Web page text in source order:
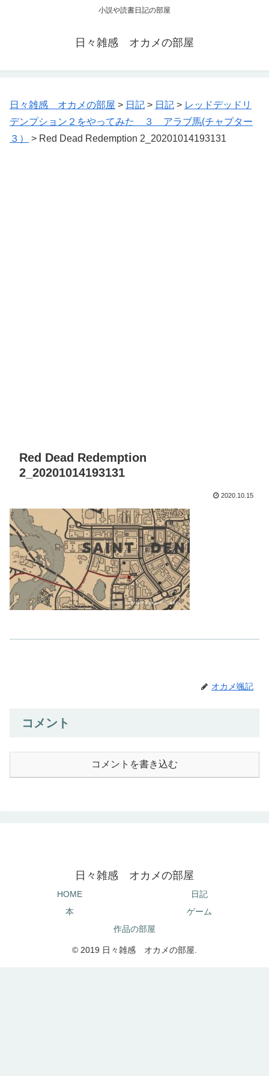
小説や読書日記の部屋
日々雑感 オカメの部屋
日々雑感 オカメの部屋 > 日記 > 日記 > レッドデッドリ
デンプション２をやってみた ３ アラブ馬(チャプター
３）
> Red Dead Redemption 2_20201014193131
Red Dead Redemption
2_20201014193131
2020.10.15
オカメ颯記
コメント
コメントを書き込む
日々雑感 オカメの部屋
HOME
日記
本
ゲーム
作品の部屋
© 2019 日々雑感 オカメの部屋.